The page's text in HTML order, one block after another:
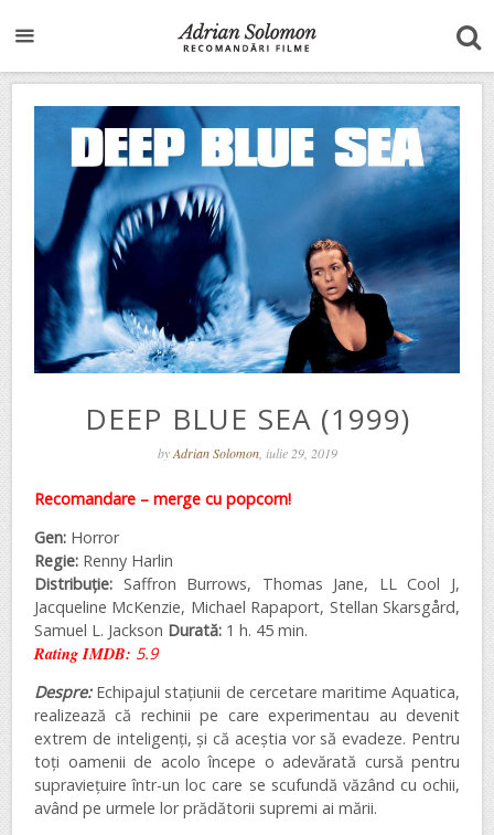
DEEP BLUE SEA (1999)
byAdrian Solomon, iulie 29, 2019
Recomandare – merge cu popcorn!
Gen: Horror
Regie: Renny Harlin
Distribuție: Saffron Burrows, Thomas Jane, LL Cool J,
Jacqueline McKenzie, Michael Rapaport, Stellan Skarsgård,
Samuel L. Jackson Durată: 1 h. 45 min.
Rating IMDB: 5.9
Despre:Echipajul stațiunii de cercetare maritime Aquatica,
realizează că rechinii pe care experimentau au devenit
extrem de inteligenți, și că aceștia vor să evadeze. Pentru
toți oamenii de acolo începe o adevărată cursă pentru
supraviețuire într-un loc care se scufundă văzând cu ochii,
având pe urmele lor prădătorii supremi ai mării.